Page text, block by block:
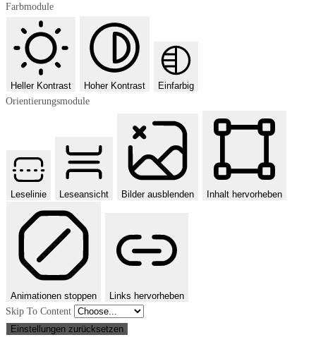
Farbmodule
Heller Kontrast Hoher Kontrast
Einfarbig
Orientierungsmodule
Leselinie Leseansicht Bilder ausblenden Inhalt hervorheben
Animationen stoppen
Links hervorheben
Skip To Content
Einstellungen zurücksetzen